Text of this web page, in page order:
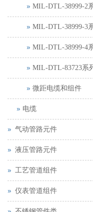
MIL-DTL-38999-2
MIL-DTL-38999-3
MIL-DTL-38999-4
MIL-DTL-83723系
微距电缆和组件
电缆
气动管路元件
液压管路元件
工艺管道组件
仪表管道组件